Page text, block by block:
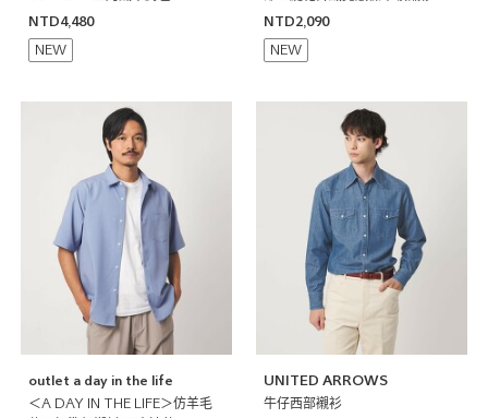
NTD4,480
NEW
水速乾
NTD2,090
NEW
outlet a day in the life
＜A DAY IN THE LIFE＞仿羊毛
UNITED ARROWS
牛仔西部襯衫